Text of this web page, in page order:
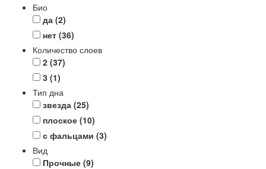
Био
да (2)
нет (36)
Количество слоев
2 (37)
3 (1)
Тип дна
звезда (25)
плоское (10)
с фальцами (3)
Вид
Прочные (9)